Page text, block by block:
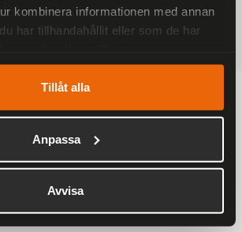
kombinera informationen med annan
har tillhandahållit eller som de har
Tillåt alla
Anpassa
Avvisa
BETALNINGAR
Klarna eller Swish